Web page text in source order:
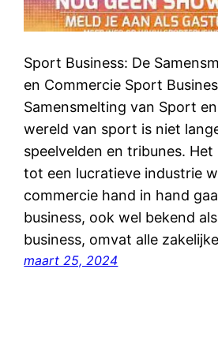
Sport Business: De
en Commercie Sport
Samensmelting van Sport
wereld van sport is niet
speelvelden en tribunes.
tot een lucratieve industrie
commercie hand in hand
business, ook wel bekend
business, omvat alle
maart 25, 2024